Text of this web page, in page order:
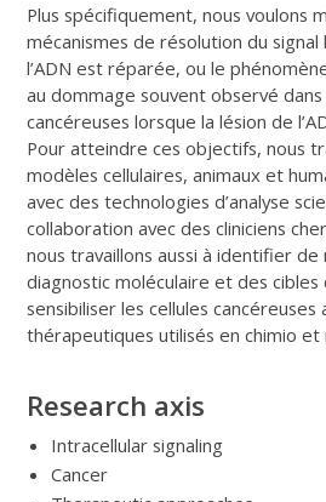
Plus spécifiquement, nous voulons
mécanismes de résolution du signal
l’ADN est réparée, ou le
au dommage souvent observé dans
cancéreuses lorsque la lésion de
Pour atteindre ces objectifs, nous
modèles cellulaires, animaux et
avec des technologies d’analyse
collaboration avec des cliniciens
nous travaillons aussi à identifier de
diagnostic moléculaire et des cibles
sensibiliser les cellules cancéreuses
thérapeutiques utilisés en chimio
Research axis
Intracellular signaling
Cancer